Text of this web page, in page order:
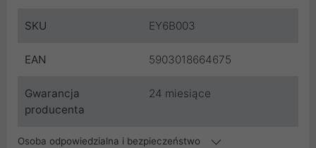
SKU EY6B003
EAN 5903018664675
Gwarancja
producenta
24 miesiące
Osoba odpowiedzialna i bezpieczeństwo